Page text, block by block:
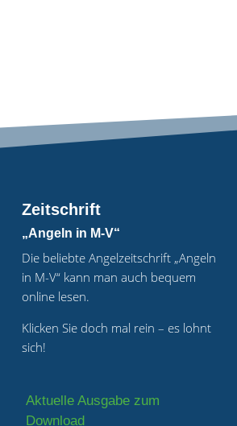
Zeitschrift
„Angeln in M-V“
Die beliebte Angelzeitschrift „Angeln
in M-V“ kann man auch bequem
online lesen.
Klicken Sie doch mal rein – es lohnt
sich!
Aktuelle Ausgabe zum
Download